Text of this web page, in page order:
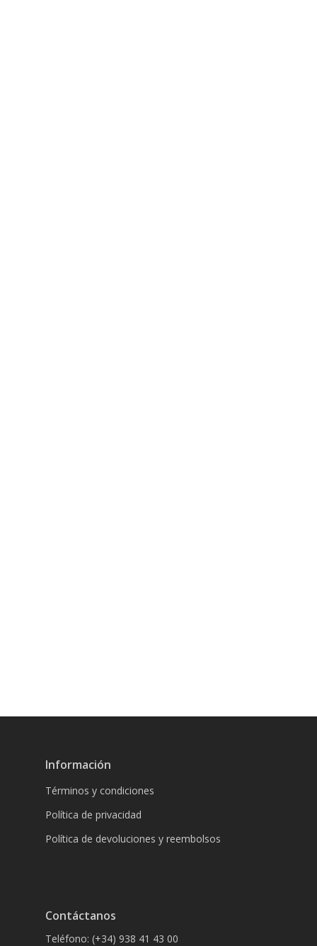
Información
Términos y condiciones
Política de privacidad
Política de devoluciones y reembolsos
Contáctanos
Teléfono: (+34) 938 41 43 00